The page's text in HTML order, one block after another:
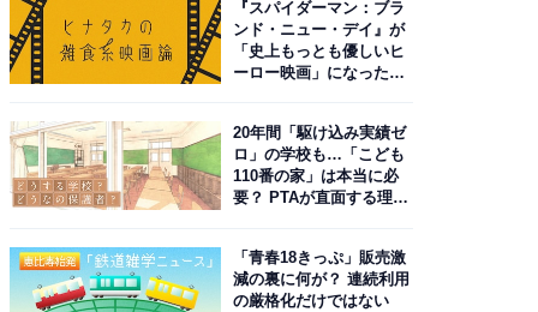
『スパイダーマン：ブラ
ンド・ニュー・デイ』が
「史上もっとも優しいヒ
ーロー映画」になった理
20年間「駆け込み実績ゼ
ロ」の学校も…「こども
110番の家」は本当に必
要？ PTAが直面する理想
「青春18きっぷ」販売激
減の裏に何が？ 連続利用
の厳格化だけではない